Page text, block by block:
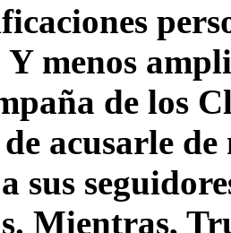
Y menos
de los
acusarle
sus
Mientras,